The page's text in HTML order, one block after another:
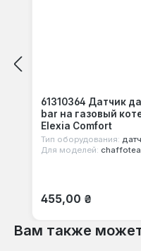
61310364 Датчик
bar на газовый
Elexia Comfort
Тип оборудования:
Для моделей:
Обычная цена:
455,00 ₴
Вам также